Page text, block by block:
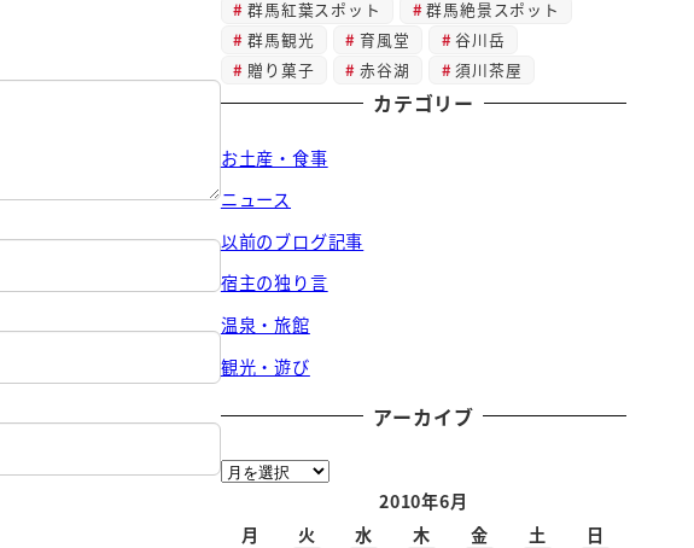
群馬紅葉スポット
群馬絶景スポット
群馬観光
育風堂
谷川岳
贈り菓子
赤谷湖 須川茶屋
カテゴリー
お土産・食事
ニュース
以前のブログ記事
宿主の独り言
温泉・旅館
観光・遊び
アーカイブ
ア
2010年6月
月
火 水 木 金 土
日